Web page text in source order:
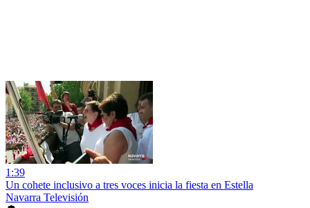
1:39
Un cohete inclusivo a tres voces inicia la fiesta en Estella
Navarra Televisión